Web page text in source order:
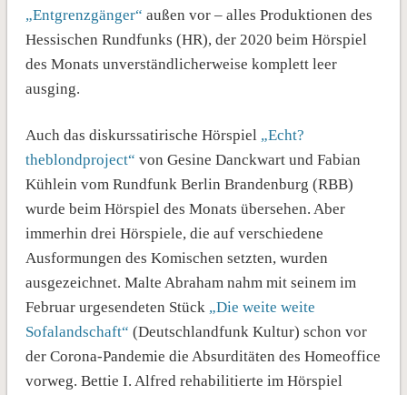
„Entgrenzgänger“ außen vor – alles Produktionen des
Hessischen Rundfunks (HR), der 2020 beim Hörspiel
des Monats unverständlicherweise komplett leer
ausging.
Auch das diskurssatirische Hörspiel „Echt?
theblondproject“ von Gesine Danckwart und Fabian
Kühlein vom Rundfunk Berlin Brandenburg (RBB)
wurde beim Hörspiel des Monats übersehen. Aber
immerhin drei Hörspiele, die auf verschiedene
Ausformungen des Komischen setzten, wurden
ausgezeichnet. Malte Abraham nahm mit seinem im
Februar urgesendeten Stück „Die weite weite
Sofalandschaft“ (Deutschlandfunk Kultur) schon vor
der Corona-Pandemie die Absurditäten des Homeoffice
vorweg. Bettie I. Alfred rehabilitierte im Hörspiel